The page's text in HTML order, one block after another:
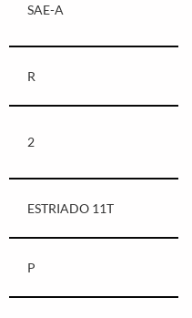
SAE-A
R
2
ESTRIADO 11T
P